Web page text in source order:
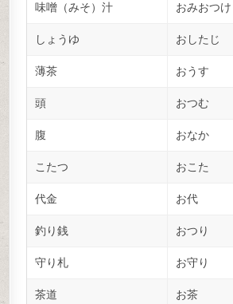
味噌（みそ）汁 おみおつけ
しょうゆ おしたじ
薄茶 おうす
頭 おつむ
腹 おなか
こたつ おこた
代金 お代
釣り銭 おつり
守り札 お守り
茶道 お茶